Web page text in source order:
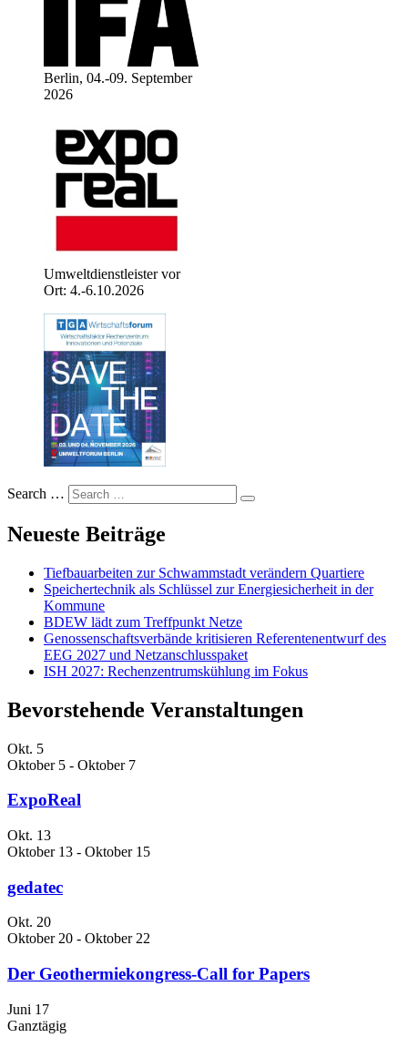
Berlin, 04.-09. September
2026
Umweltdienstleister vor
Ort: 4.-6.10.2026
Search …
Neueste Beiträge
Tiefbauarbeiten zur Schwammstadt verändern Quartiere
Speichertechnik als Schlüssel zur Energiesicherheit in der
Kommune
BDEW lädt zum Treffpunkt Netze
Genossenschaftsverbände kritisieren Referentenentwurf des
EEG 2027 und Netzanschlusspaket
ISH 2027: Rechenzentrumskühlung im Fokus
Bevorstehende Veranstaltungen
Okt. 5
Oktober 5 - Oktober 7
ExpoReal
Okt. 13
Oktober 13 - Oktober 15
gedatec
Okt. 20
Oktober 20 - Oktober 22
Der Geothermiekongress-Call for Papers
Juni 17
Ganztägig